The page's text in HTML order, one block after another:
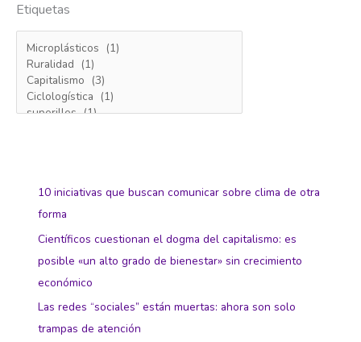
Etiquetas
10 iniciativas que buscan comunicar sobre clima de otra
forma
Científicos cuestionan el dogma del capitalismo: es
posible «un alto grado de bienestar» sin crecimiento
económico
Las redes “sociales” están muertas: ahora son solo
trampas de atención